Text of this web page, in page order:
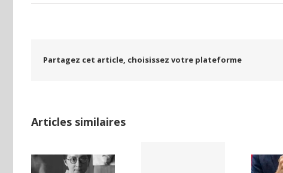
Partagez cet article, choisissez votre plateforme
Articles similaires